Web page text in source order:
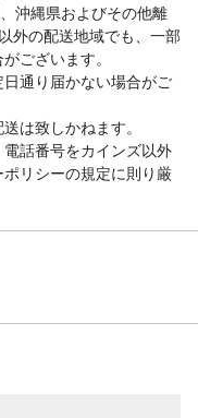
沖縄県およびその他離
外の配送地域でも、一部
ございます。
通り届かない場合がご
は致しかねます。
話番号をカインズ以外
リシーの規定に則り厳